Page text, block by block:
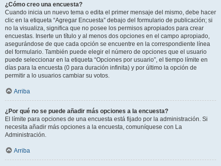
¿Cómo creo una encuesta?
Cuando inicia un nuevo tema o edita el primer mensaje del mismo, debe hacer
clic en la etiqueta “Agregar Encuesta” debajo del formulario de publicación; si
no la visualiza, significa que no posee los permisos apropiados para crear
encuestas. Inserte un título y al menos dos opciones en el campo apropiado,
asegurándose de que cada opción se encuentre en la correspondiente línea
del formulario. También puede elegir el número de opciones que el usuario
puede seleccionar en la etiqueta “Opciones por usuario”, el tiempo límite en
días para la encuesta (0 para duración infinita) y por último la opción de
permitir a lo usuarios cambiar su votos.
Arriba
¿Por qué no se puede añadir más opciones a la encuesta?
El límite para opciones de una encuesta está fijado por la administración. Si
necesita añadir más opciones a la encuesta, comuníquese con La
Administración.
Arriba